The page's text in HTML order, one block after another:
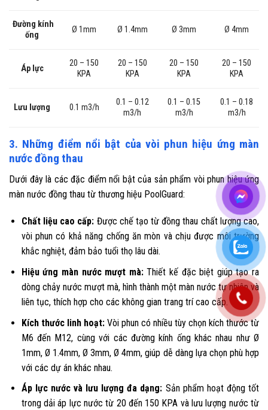
Đường kính
ống
Ø 1mm Ø 1.4mm Ø 3mm Ø 4mm
Áp lực
20 – 150
KPA
20 – 150
KPA
20 – 150
KPA
20 – 150
KPA
Lưu lượng 0.1 m3/h
0.1 – 0.12
m3/h
0.1 – 0.15
m3/h
0.1 – 0.18
m3/h
3. Những điểm nổi bật của vòi phun hiệu ứng màn
nước đồng thau
Dưới đây là các đặc điểm nổi bật của sản phẩm vòi phun hiệu ứng
màn nước đồng thau từ thương hiệu PoolGuard:
Chất liệu cao cấp: Được chế tạo từ đồng thau chất lượng cao,
vòi phun có khả năng chống ăn mòn và chịu được môi trường
khắc nghiệt, đảm bảo tuổi thọ lâu dài.
Hiệu ứng màn nước mượt mà:Thiết kế đặc biệt giúp tạo ra
dòng chảy nước mượt mà, hình thành một màn nước tự nhiên và
liên tục, thích hợp cho các không gian trang trí cao cấp.
Kích thước linh hoạt:Vòi phun có nhiều tùy chọn kích thước từ
M6 đến M12, cùng với các đường kính ống khác nhau như Ø
1mm, Ø 1.4mm, Ø 3mm, Ø 4mm, giúp dễ dàng lựa chọn phù hợp
với các dự án khác nhau.
Áp lực nước và lưu lượng đa dạng: Sản phẩm hoạt động tốt
trong dải áp lực nước từ 20 đến 150 KPA và lưu lượng nước từ